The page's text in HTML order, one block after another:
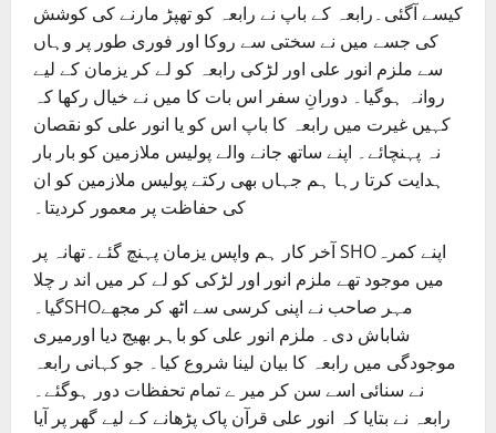
کیسے آگئی۔رابعہ کے باپ نے رابعہ کو تھپڑ مارنے کی کوشش
کی جسے میں نے سختی سے روکا اور فوری طور پر وہاں
سے ملزم انور علی اور لڑکی رابعہ کو لے کر یزمان کے لیے
روانہ ہوگیا۔ دورانِ سفر اس بات کا میں نے خیال رکھا کہ
کہیں غیرت میں رابعہ کا باپ اس کو یا انور علی کو نقصان
نہ پہنچائے۔ اپنے ساتھ جانے والے پولیس ملازمین کو بار بار
ہدایت کرتا رہا ہم جہاں بھی رکتے پولیس ملازمین کو ان
کی حفاظت پر معمور کردیتا۔
آخر کار ہم واپس یزمان پہنچ گئے۔تھانہ پر SHOاپنے کمرہ
میں موجود تھے ملزم انور اور لڑکی کو لے کر میں اند ر چلا
گیا۔SHOمہر صاحب نے اپنی کرسی سے اٹھ کر مجھے
شاباش دی۔ ملزم انور علی کو باہر بھیج دیا اورمیری
موجودگی میں رابعہ کا بیان لینا شروع کیا۔ جو کہانی رابعہ
نے سنائی اسے سن کر میر ے تمام تحفظات دور ہوگئے۔
رابعہ نے بتایا کہ انور علی قرآن پاک پڑھانے کے لیے گھر پر آیا